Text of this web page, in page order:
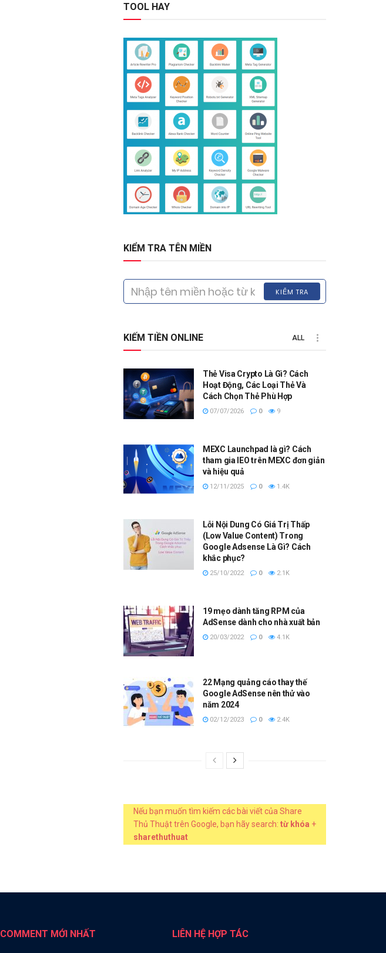
TOOL HAY
KIỂM TRA TÊN MIỀN
KIỂM TRA
KIẾM TIỀN ONLINE ALL
Thẻ Visa Crypto Là Gì? Cách
Hoạt Động, Các Loại Thẻ Và
Cách Chọn Thẻ Phù Hợp
07/07/2026 0 9
MEXC Launchpad là gì? Cách
tham gia IEO trên MEXC đơn giản
và hiệu quả
12/11/2025 0 1.4K
Lỗi Nội Dung Có Giá Trị Thấp
(Low Value Content) Trong
Google Adsense Là Gì? Cách
khắc phục?
25/10/2022 0 2.1K
19 mẹo dành tăng RPM của
AdSense dành cho nhà xuất bản
20/03/2022 0 4.1K
22 Mạng quảng cáo thay thế
Google AdSense nên thử vào
năm 2024
02/12/2023 0 2.4K
Nếu bạn muốn tìm kiếm các bài viết của Share
Thủ Thuật trên Google, bạn hãy search: từ khóa +
sharethuthuat
COMMENT MỚI NHẤT LIÊN HỆ HỢP TÁC